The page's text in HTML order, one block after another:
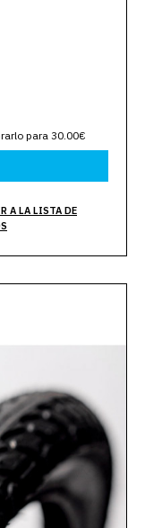
para 30.00€
A LA LISTA DE